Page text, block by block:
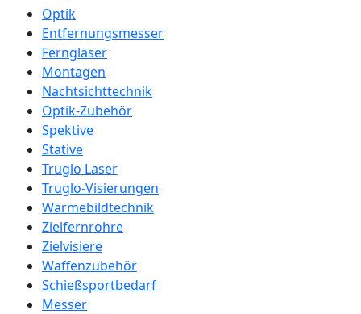
Optik
Entfernungsmesser
Ferngläser
Montagen
Nachtsichttechnik
Optik-Zubehör
Spektive
Stative
Truglo Laser
Truglo-Visierungen
Wärmebildtechnik
Zielfernrohre
Zielvisiere
Waffenzubehör
Schießsportbedarf
Messer